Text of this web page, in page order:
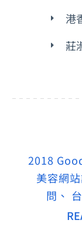
港
莊
2018
美容網
問、